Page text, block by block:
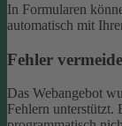
In Formularen
automatisch mit
Fehler
Das Webangebot
Fehlern unterstützt.